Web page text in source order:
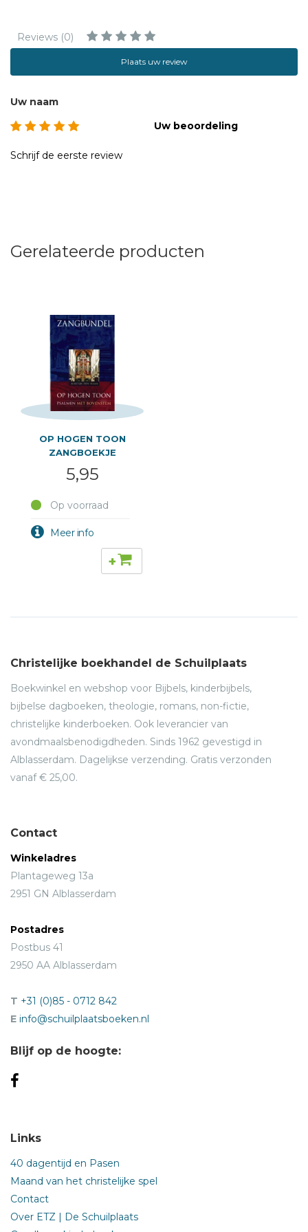
Reviews (0)
Plaats uw review
Uw naam
Uw beoordeling
Schrijf de eerste review
Gerelateerde producten
OP HOGEN TOON
ZANGBOEKJE
5,95
Op voorraad
+
Christelijke boekhandel de Schuilplaats
Boekwinkel en webshop voor Bijbels, kinderbijbels,
bijbelse dagboeken, theologie, romans, non-fictie,
christelijke kinderboeken. Ook leverancier van
avondmaalsbenodigdheden. Sinds 1962 gevestigd in
Alblasserdam. Dagelijkse verzending. Gratis verzonden
vanaf € 25,00.
Contact
Winkeladres
Plantageweg 13a
2951 GN Alblasserdam
Postadres
Postbus 41
2950 AA Alblasserdam
T +31 (0)85 - 0712 842
E info@schuilplaatsboeken.nl
Blijf op de hoogte:
Links
40 dagentijd en Pasen
Maand van het christelijke spel
Contact
Over ETZ | De Schuilplaats